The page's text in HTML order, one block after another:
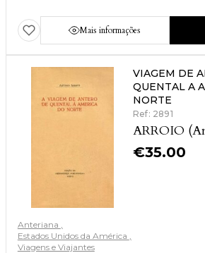
Mais informações
VIAGEM DE
QUENTAL A
NORTE
Ref: 2891
ARROIO
€35.00
Anteriana
Estados Unidos da América
Viagens e Viajantes